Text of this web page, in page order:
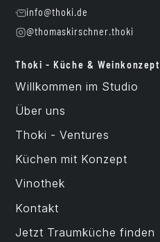
info@thoki.de
@thomaskirschner.thoki
Thoki - Küche & Weinkonzept
Willkommen im Studio
Über uns
Thoki - Ventures
Küchen mit Konzept
Vinothek
Kontakt
Jetzt Traumküche finden